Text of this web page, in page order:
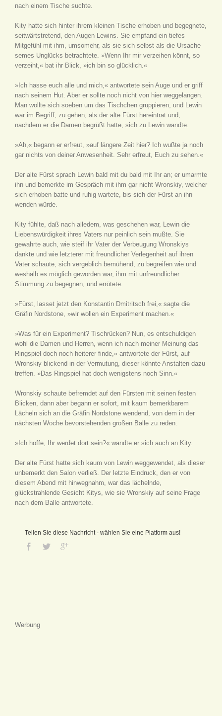
nach einem Tische suchte.
Kity hatte sich hinter ihrem kleinen Tische erhoben und begegnete,
seitwärtstretend, den Augen Lewins. Sie empfand ein tiefes
Mitgefühl mit ihm, umsomehr, als sie sich selbst als die Ursache
semes Unglücks betrachtete. »Wenn Ihr mir verzeihen könnt, so
verzeiht,« bat ihr Blick, »ich bin so glücklich.«
»Ich hasse euch alle und mich,« antwortete sein Auge und er griff
nach seinem Hut. Aber er sollte noch nicht von hier weggelangen.
Man wollte sich soeben um das Tischchen gruppieren, und Lewin
war im Begriff, zu gehen, als der alte Fürst hereintrat und,
nachdem er die Damen begrüßt hatte, sich zu Lewin wandte.
»Ah,« begann er erfreut, »auf längere Zeit hier? Ich wußte ja noch
gar nichts von deiner Anwesenheit. Sehr erfreut, Euch zu sehen.«
Der alte Fürst sprach Lewin bald mit du bald mit Ihr an; er umarmte
ihn und bemerkte im Gespräch mit ihm gar nicht Wronskiy, welcher
sich erhoben batte und ruhig wartete, bis sich der Fürst an ihn
wenden würde.
Kity fühlte, daß nach alledem, was geschehen war, Lewin die
Liebenswürdigkeit ihres Vaters nur peinlich sein mußte. Sie
gewahrte auch, wie steif ihr Vater der Verbeugung Wronskiys
dankte und wie letzterer mit freundlicher Verlegenheit auf ihren
Vater schaute, sich vergeblich bemühend, zu begreifen wie und
weshalb es möglich geworden war, ihm mit unfreundlicher
Stimmung zu begegnen, und errötete.
»Fürst, lasset jetzt den Konstantin Dmitritsch frei,« sagte die
Gräfin Nordstone, »wir wollen ein Experiment machen.«
»Was für ein Experiment? Tischrücken? Nun, es entschuldigen
wohl die Damen und Herren, wenn ich nach meiner Meinung das
Ringspiel doch noch heiterer finde,« antwortete der Fürst, auf
Wronskiy blickend in der Vermutung, dieser könnte Anstalten dazu
treffen. »Das Ringspiel hat doch wenigstens noch Sinn.«
Wronskiy schaute befremdet auf den Fürsten mit seinen festen
Blicken, dann aber begann er sofort, mit kaum bemerkbarem
Lächeln sich an die Gräfin Nordstone wendend, von dem in der
nächsten Woche bevorstehenden großen Balle zu reden.
»Ich hoffe, Ihr werdet dort sein?« wandte er sich auch an Kity.
Der alte Fürst hatte sich kaum von Lewin weggewendet, als dieser
unbemerkt den Salon verließ. Der letzte Eindruck, den er von
diesem Abend mit hinwegnahm, war das lächelnde,
glückstrahlende Gesicht Kitys, wie sie Wronskiy auf seine Frage
nach dem Balle antwortete.
Teilen Sie diese Nachricht - wählen Sie eine Platform aus!
Werbung